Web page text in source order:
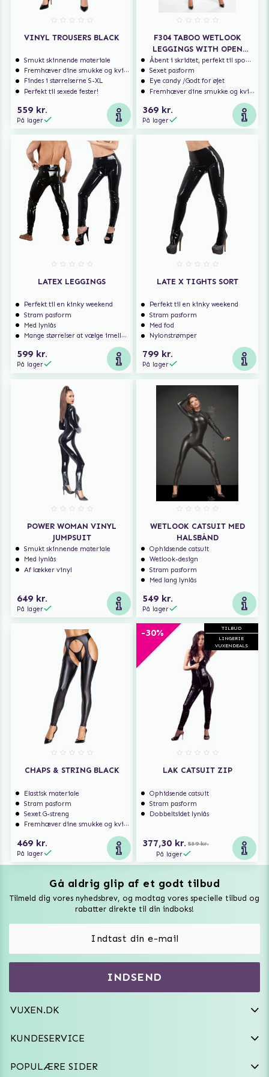
VINYL TROUSERS BLACK
Smukt skinnende materiale
Fremhæver dine smukke og kvindelige former
Findes i størrelserne S-XL
Perfekt til sexede fester!
559 kr.
På lager
F304 TABOO WETLOOK
LEGGINGS WITH OPEN
CROTCH AND BUM
Åbent i skridtet, perfekt til spontan sex
Sexet pasform
Eye candy /Godt for øjet
Fremhæver dine smukke og kvindelige former
369 kr.
På lager
LATEX LEGGINGS
Perfekt til en kinky weekend
Stram pasform
Med lynlås
Mange størrelser at vælge imellem
599 kr.
På lager
LATE X TIGHTS SORT
Perfekt til en kinky weekend
Stram pasform
Med fod
Nylonstrømper
799 kr.
På lager
POWER WOMAN VINYL
JUMPSUIT
Smukt skinnende materiale
Med lynlås
Af lækker vinyl
649 kr.
På lager
WETLOOK CATSUIT MED
HALSBÅND
Ophidsende catsuit
Wetlook-design
Stram pasform
Med lang lynlås
549 kr.
På lager
CHAPS & STRING BLACK
Elastisk materiale
Stram pasform
Sexet G-streng
Fremhæver dine smukke og kvindelige former
469 kr.
På lager
TILBUD
LINGERIE
VUXENDEALS
-30%
LAK CATSUIT ZIP
Ophidsende catsuit
Stram pasform
Dobbeltsidet lynlås
377,30 kr. 539 kr.
På lager
Gå aldrig glip af et godt tilbud
Tilmeld dig vores nyhedsbrev, og modtag vores specielle tilbud og
rabatter direkte til din indboks!
INDSEND
VUXEN.DK
VAT: SE556744520901
kundeservice@vuxen.dk
KUNDESERVICE
Fortryd aftale
POPULÆRE SIDER
Vuxen Magazine
Vibratorer
Frækt undertøj